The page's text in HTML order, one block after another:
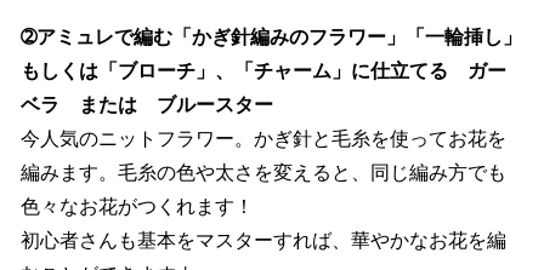
➁アミュレで編む「かぎ針編みのフラワー」「一輪挿し」
もしくは「ブローチ」、「チャーム」に仕立てる ガー
ベラ または ブルースター
今人気のニットフラワー。かぎ針と毛糸を使ってお花を
編みます。毛糸の色や太さを変えると、同じ編み方でも
色々なお花がつくれます！
初心者さんも基本をマスターすれば、華やかなお花を編